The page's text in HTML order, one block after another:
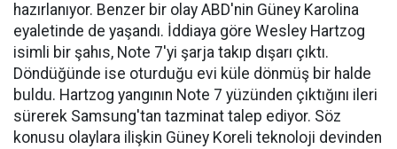
hazırlanıyor. Benzer bir olay ABD'nin Güney Karolina
eyaletinde de yaşandı. İddiaya göre Wesley Hartzog
isimli bir şahıs, Note 7'yi şarja takıp dışarı çıktı.
Döndüğünde ise oturduğu evi küle dönmüş bir halde
buldu. Hartzog yangının Note 7 yüzünden çıktığını ileri
sürerek Samsung'tan tazminat talep ediyor. Söz
konusu olaylara ilişkin Güney Koreli teknoloji devinden